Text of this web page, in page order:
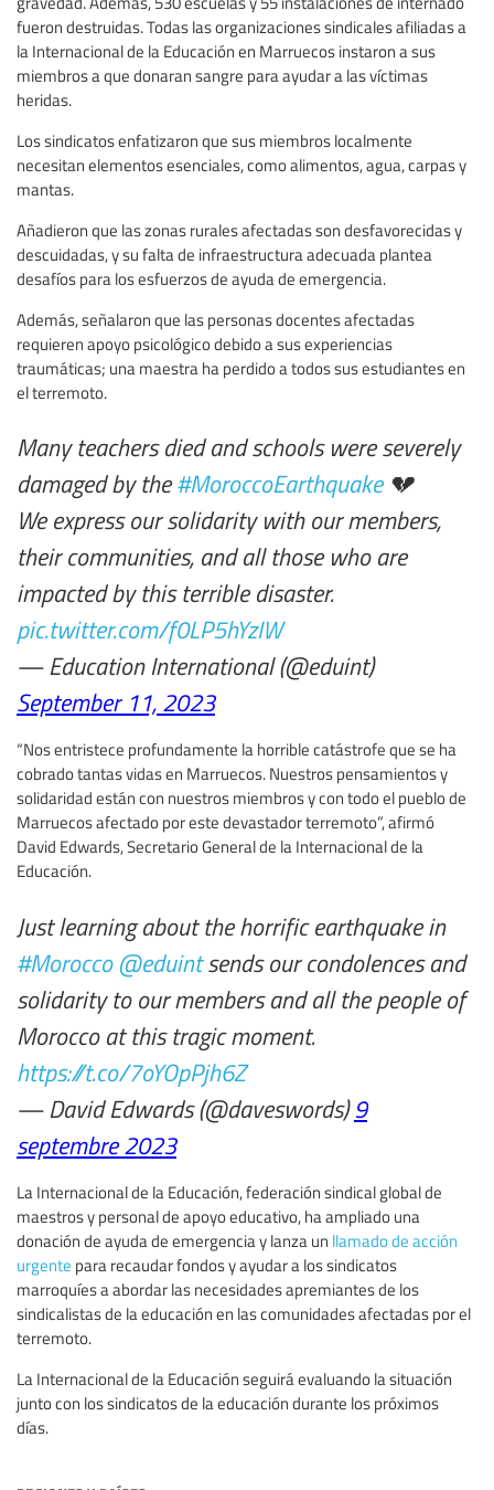
fueron destruidas. Todas las organizaciones sindicales afiliadas a
la Internacional de la Educación en Marruecos instaron a sus
miembros a que donaran sangre para ayudar a las víctimas
heridas.
Los sindicatos enfatizaron que sus miembros localmente
necesitan elementos esenciales, como alimentos, agua, carpas y
mantas.
Añadieron que las zonas rurales afectadas son desfavorecidas y
descuidadas, y su falta de infraestructura adecuada plantea
desafíos para los esfuerzos de ayuda de emergencia.
Además, señalaron que las personas docentes afectadas
requieren apoyo psicológico debido a sus experiencias
traumáticas; una maestra ha perdido a todos sus estudiantes en
el terremoto.
Many teachers died and schools were severely
damaged by the#MoroccoEarthquake💔
We express our solidarity with our members,
their communities, and all those who are
impacted by this terrible disaster.
pic.twitter.com/f0LP5hYzIW
— Education International (@eduint)
September 11, 2023
“Nos entristece profundamente la horrible catástrofe que se ha
cobrado tantas vidas en Marruecos. Nuestros pensamientos y
solidaridad están con nuestros miembros y con todo el pueblo de
Marruecos afectado por este devastador terremoto”, afirmó
David Edwards, Secretario General de la Internacional de la
Educación.
Just learning about the horrific earthquake in
#Morocco @eduintsends our condolences and
solidarity to our members and all the people of
Morocco at this tragic moment.
https://t.co/7oYOpPjh6Z
— David Edwards (@daveswords)9
septembre 2023
La Internacional de la Educación, federación sindical global de
maestros y personal de apoyo educativo, ha ampliado una
donación de ayuda de emergencia y lanza un llamado de acción
urgente para recaudar fondos y ayudar a los sindicatos
marroquíes a abordar las necesidades apremiantes de los
sindicalistas de la educación en las comunidades afectadas por el
terremoto.
La Internacional de la Educación seguirá evaluando la situación
junto con los sindicatos de la educación durante los próximos
días.